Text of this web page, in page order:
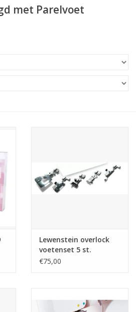
met Parelvoet
Lewenstein overlock
voetenset 5 st.
€75,00